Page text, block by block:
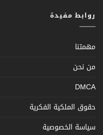
روابط مفيدة
مهمتنا
من نحن
DMCA
حقوق الملكية الفكرية
سياسة الخصوصية